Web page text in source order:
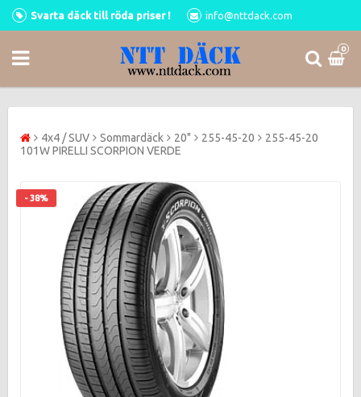
Svarta däck till röda priser ! info@nttdack.com
0
4x4 / SUV Sommardäck 20" 255-45-20
255-45-20
101W PIRELLI SCORPION VERDE
- 38%